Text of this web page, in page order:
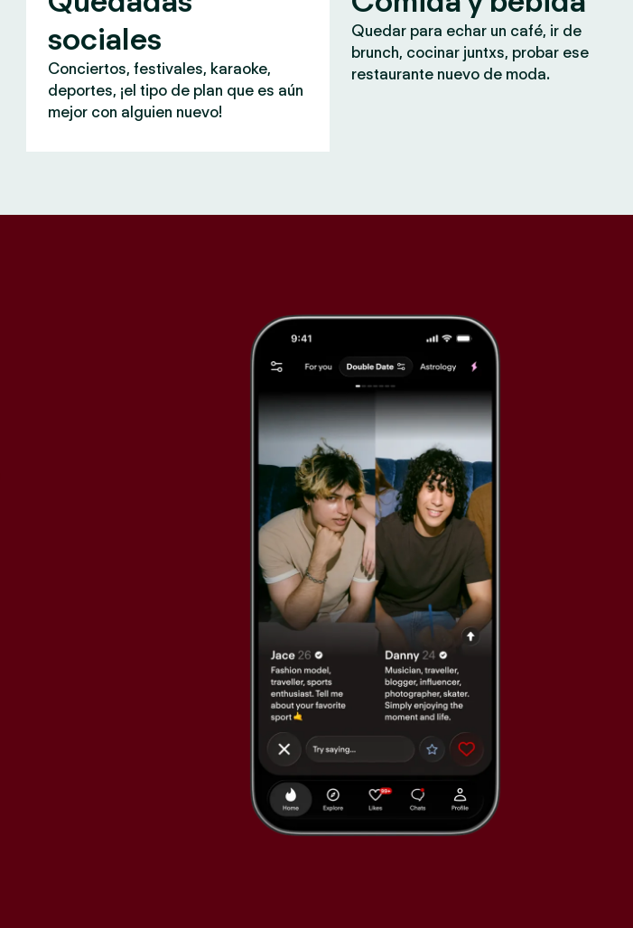
sociales
Conciertos, festivales, karaoke,
deportes, ¡el tipo de plan que es aún
mejor con alguien nuevo!
Quedar para echar un café, ir de
brunch, cocinar juntxs, probar ese
restaurante nuevo de moda.